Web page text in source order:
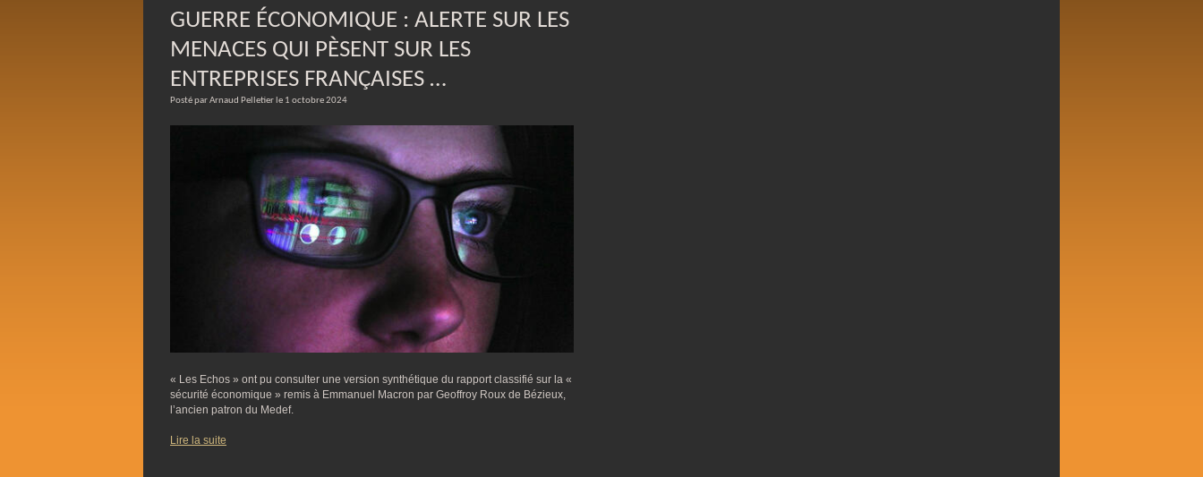
GUERRE ÉCONOMIQUE : ALERTE SUR LES
MENACES QUI PÈSENT SUR LES
ENTREPRISES FRANÇAISES …
Posté par Arnaud Pelletier le 1 octobre 2024
« Les Echos » ont pu consulter une version synthétique du rapport classifié sur la «
sécurité économique » remis à Emmanuel Macron par Geoffroy Roux de Bézieux,
l’ancien patron du Medef.
Lire la suite